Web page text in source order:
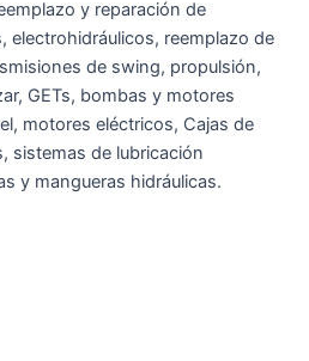
y reparación de
electrohidráulicos, reemplazo de
de swing, propulsión,
GETs, bombas y motores
motores eléctricos, Cajas de
sistemas de lubricación
y mangueras hidráulicas.